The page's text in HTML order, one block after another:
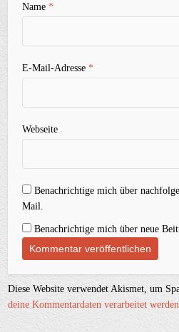
Name*
E-Mail-Adresse*
Webseite
Benachrichtige mich über
Mail.
Benachrichtige mich über neue
Diese Website verwendet Akismet, um
deine Kommentardaten verarbeitet werden.